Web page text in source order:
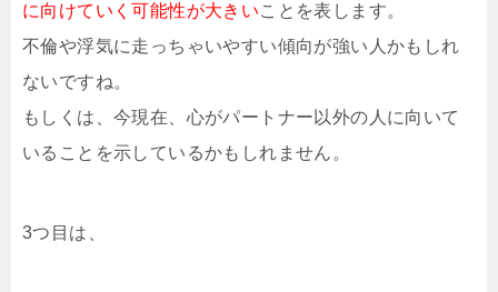
に向けていく可能性が大きいことを表します。
不倫や浮気に走っちゃいやすい傾向が強い人かもしれ
ないですね。
もしくは、今現在、心がパートナー以外の人に向いて
いることを示しているかもしれません。
3つ目は、